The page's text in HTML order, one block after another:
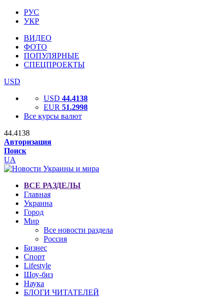
РУС
УКР
ВИДЕО
ФОТО
ПОПУЛЯРНЫЕ
СПЕЦПРОЕКТЫ
USD
USD 44.4138
EUR 51.2998
Все курсы валют
44.4138
Авторизация
Поиск
UA
ВСЕ РАЗДЕЛЫ
Главная
Украина
Город
Мир
Все новости раздела
Россия
Бизнес
Спорт
Lifestyle
Шоу-биз
Наука
БЛОГИ ЧИТАТЕЛЕЙ